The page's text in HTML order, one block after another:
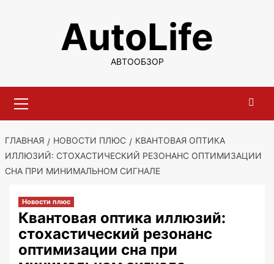
содержимомуAutoLife
АВТООБЗОР
меню
ГЛАВНАЯ НОВОСТИ ПЛЮС
КВАНТОВАЯ ОПТИКА
ИЛЛЮЗИЙ: СТОХАСТИЧЕСКИЙ РЕЗОНАНС ОПТИМИЗАЦИИ
СНА ПРИ МИНИМАЛЬНОМ СИГНАЛЕ
Новости плюс
Квантовая оптика иллюзий:
стохастический резонанс
оптимизации сна при